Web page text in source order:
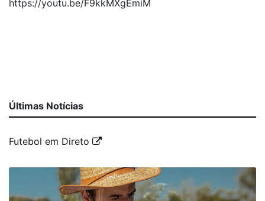
https://youtu.be/F9kkMXgEmiM
Últimas Notícias
Futebol em Direto